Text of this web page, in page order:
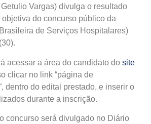
Vargas) divulga o resultado
do concurso público da
de Serviços Hospitalares)
acessar a área do candidato do site
clicar no link “página de
dentro do edital prestado, e inserir o
durante a inscrição.
concurso será divulgado no Diário